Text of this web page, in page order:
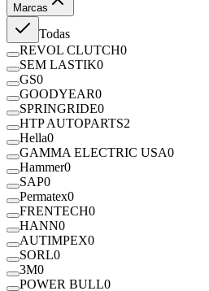
Marcas
Todas
REVOL CLUTCH0
SEM LASTIK0
GS0
GOODYEAR0
SPRINGRIDE0
HTP AUTOPARTS2
Hella0
GAMMA ELECTRIC USA0
Hammer0
SAP0
Permatex0
FRENTECH0
HANN0
AUTIMPEX0
SORL0
3M0
POWER BULL0